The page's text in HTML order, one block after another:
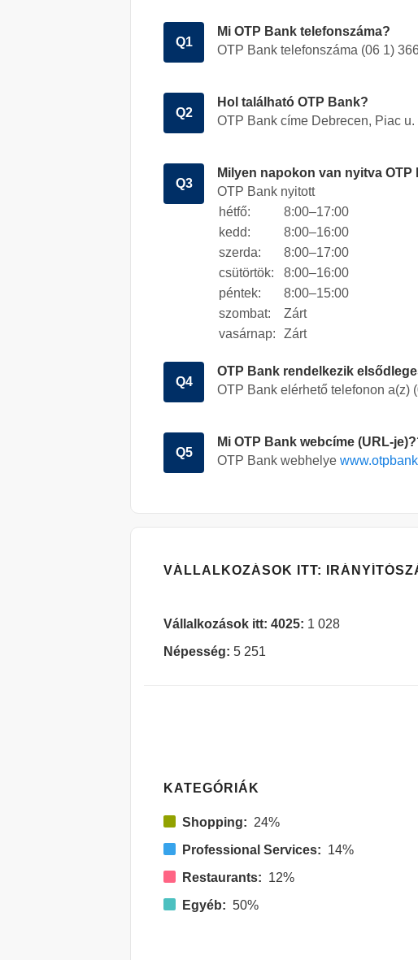
Q1
Mi OTP Bank telefonszáma?
OTP Bank telefonszáma (06 1)
Q2
Hol található OTP Bank?
OTP Bank címe Debrecen, Piac
Q3
Milyen napokon van nyitva OTP
OTP Bank nyitott
hétfő:
8:00–17:00
kedd:
8:00–16:00
szerda:
8:00–17:00
csütörtök:
8:00–16:00
péntek:
8:00–15:00
szombat:
Zárt
vasárnap:
Zárt
Q4
OTP Bank rendelkezik
OTP Bank elérhető telefonon a(z)
Q5
Mi OTP Bank webcíme (URL-
OTP Bank webhelye
VÁLLALKOZÁSOK ITT:
Vállalkozások itt: 4025: 1 028
Népesség: 5 251
KATEGÓRIÁK
Shopping: 24%
Professional Services: 14%
Restaurants: 12%
Egyéb: 50%